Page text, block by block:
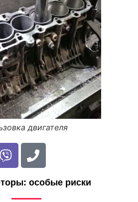
двигателя
особые риски